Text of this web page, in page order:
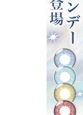
ウルトラボリ
ム ロング - ブ
ン02